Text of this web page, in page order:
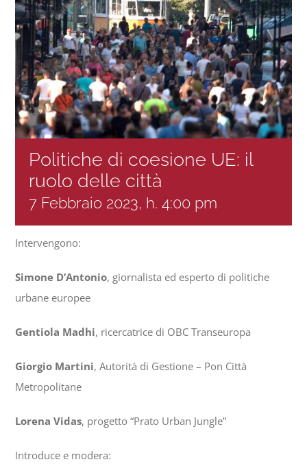
Progetti
In rete con
Notizie
Chi siamo
Politiche di coesione UE: il
ruolo delle città
7 Febbraio 2023, h. 4:00 pm
Intervengono:
Simone D’Antonio, giornalista ed esperto di politiche
urbane europee
Gentiola Madhi, ricercatrice di OBC Transeuropa
Giorgio Martini, Autorità di Gestione – Pon Città
Metropolitane
Lorena Vidas, progetto “Prato Urban Jungle”
Introduce e modera: